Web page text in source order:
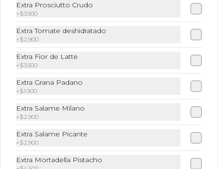
Conócenos
Zona de despacho
Lunes a Viernes de 10:00 a 22:30 hrs Sábado y Domingo
de 12:00 a 22:30 hrs
Términos y condiciones
Política de privacidad
Redes sociales
Extra Prosciutto Crudo
+$3.500
Extra Tomate deshidratado
+$2.900
Extra Fior de Latte
+$3.500
Extra Grana Padano
+$1.900
Extra Salame Milano
+$2.900
Extra Salame Picante
+$2.900
Extra Mortadella Pistacho